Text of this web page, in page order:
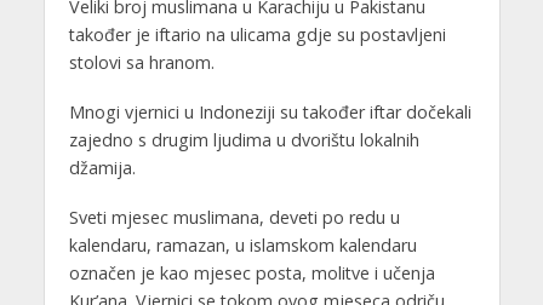
Veliki broj muslimana u Karachiju u Pakistanu
također je iftario na ulicama gdje su postavljeni
stolovi sa hranom.
Mnogi vjernici u Indoneziji su također iftar dočekali
zajedno s drugim ljudima u dvorištu lokalnih
džamija.
Sveti mjesec muslimana, deveti po redu u
kalendaru, ramazan, u islamskom kalendaru
označen je kao mjesec posta, molitve i učenja